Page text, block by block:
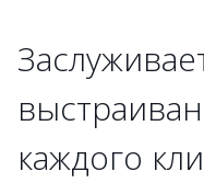
каждого